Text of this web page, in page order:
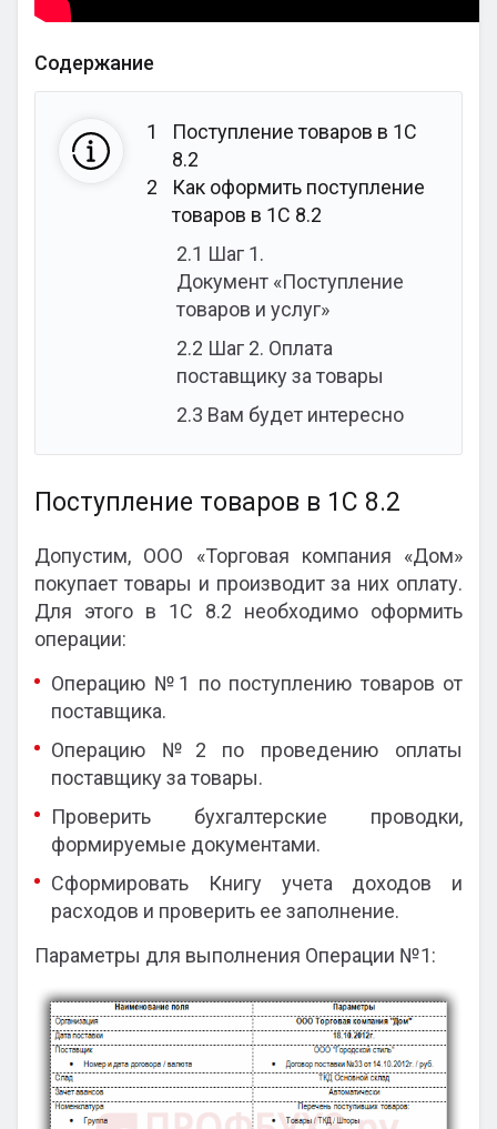
Содержание
1
Поступление товаров в 1С
8.2
2
Как оформить поступление
товаров в 1С 8.2
2.1 Шаг 1.
Документ «Поступление
товаров и услуг»
2.2 Шаг 2. Оплата
поставщику за товары
2.3 Вам будет интересно
Поступление товаров в 1С 8.2
Допустим, ООО «Торговая компания «Дом»
покупает товары и производит за них оплату.
Для этого в 1С 8.2 необходимо оформить
операции:
Операцию №1 по поступлению товаров от
поставщика.
Операцию №2 по проведению оплаты
поставщику за товары.
Проверить бухгалтерские проводки,
формируемые документами.
Сформировать Книгу учета доходов и
расходов и проверить ее заполнение.
Параметры для выполнения Операции №1: